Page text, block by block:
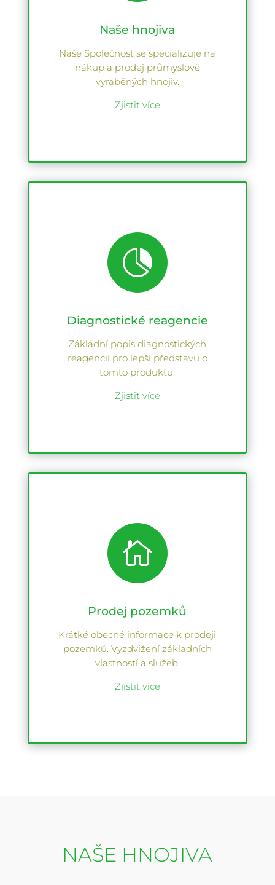
Naše hnojiva
Naše Společnost se specializuje na
nákup a prodej průmyslově
vyráběných hnojiv.
Zjistit více

Diagnostické reagencie
Základní popis diagnostických
reagencií pro lepší představu o
tomto produktu.
Zjistit více

Prodej pozemků
Krátké obecné informace k prodeji
pozemků. Vyzdvižení základních
vlastností a služeb.
Zjistit více
NAŠE HNOJIVA